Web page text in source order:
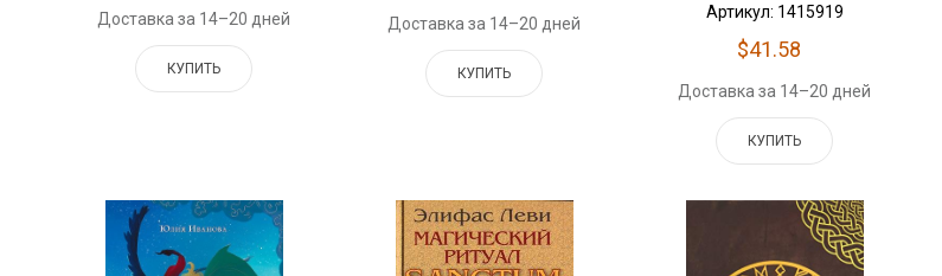
Доставка за 14–20 дней
КУПИТЬ
Доставка за 14–20 дней
КУПИТЬ
Артикул: 1415919
$41.58
Доставка за 14–20 дней
КУПИТЬ